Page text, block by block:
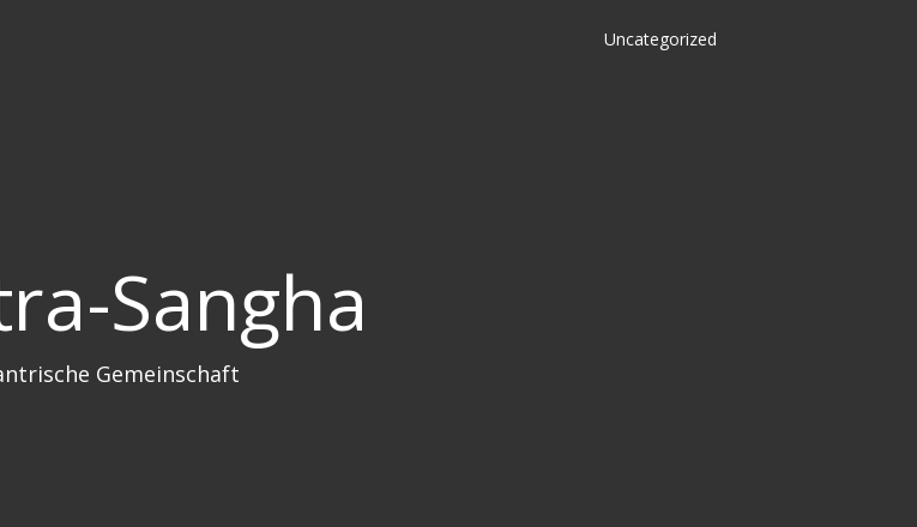
Uncategorized
Sangha
Gemeinschaft